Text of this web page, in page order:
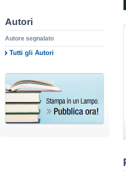
Autori
Autore segnalato
Tutti gli Autori